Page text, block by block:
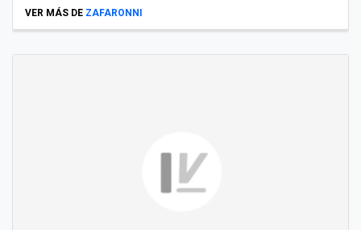
VER MÁS DE ZAFARONNI